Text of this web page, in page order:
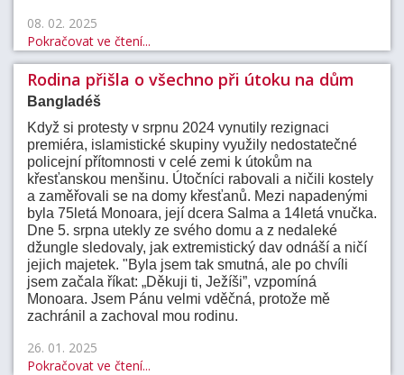
08. 02. 2025
Pokračovat ve čtení...
Rodina přišla o všechno při útoku na dům
Bangladéš
Když si protesty v srpnu 2024 vynutily rezignaci
premiéra, islamistické skupiny využily nedostatečné
policejní přítomnosti v celé zemi k útokům na
křesťanskou menšinu. Útočníci rabovali a ničili kostely
a zaměřovali se na domy křesťanů. Mezi napadenými
byla 75letá Monoara, její dcera Salma a 14letá vnučka.
Dne 5. srpna utekly ze svého domu a z nedaleké
džungle sledovaly, jak extremistický dav odnáší a ničí
jejich majetek. "Byla jsem tak smutná, ale po chvíli
jsem začala říkat: „Děkuji ti, Ježíši”, vzpomíná
Monoara. Jsem Pánu velmi vděčná, protože mě
zachránil a zachoval mou rodinu.
26. 01. 2025
Pokračovat ve čtení...